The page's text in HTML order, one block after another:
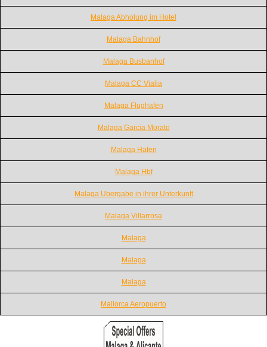
Malaga Abholung im Hotel
Malaga Bahnhof
Malaga Busbanhof
Malaga CC Vialia
Malaga Flughafen
Malaga Garcia Morato
Malaga Hafen
Malaga Hbf
Malaga Ubergabe in ihrer Unterkunft
Malaga Villarrosa
Malaga
Malaga
Malaga
Mallorca Aeropuerto